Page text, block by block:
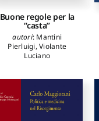
Buone regole per la
“casta”
autori: Mantini
Pierluigi,Violante
Luciano